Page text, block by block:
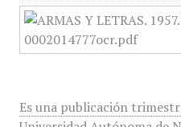
Es una publicación